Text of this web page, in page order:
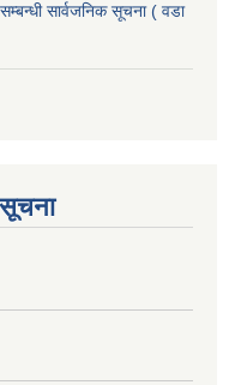
सार्वजनिक सूचना ( वडा